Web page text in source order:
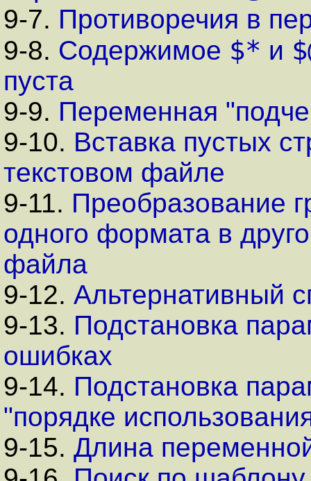
9-7. Противоречия в
9-8. Содержимое $* и
пуста
9-9. Переменная
9-10. Вставка пустых
текстовом файле
9-11. Преобразование
одного формата в
файла
9-12. Альтернативный
9-13. Подстановка
ошибках
9-14. Подстановка
"порядке
9-15. Длина